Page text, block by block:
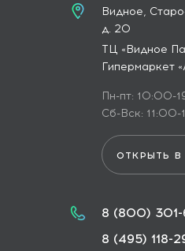
Видное,
д. 20
ТЦ «Видное
Гипермаркет
Пн-пт: 10:00-
Сб-Вск:
ОТКРЫТЬ В
8 (800) 301-
8 (495) 118-